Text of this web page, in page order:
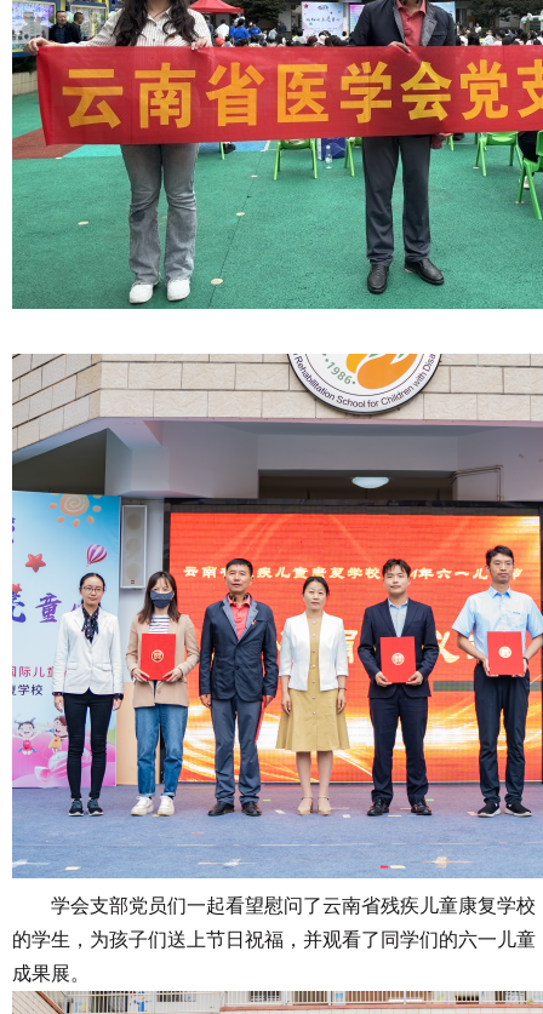
学会支部党员们一起看望慰问了云南省残疾儿童康复学校
的学生，为孩子们送上节日祝福，并观看了同学们的六一儿童
成果展。